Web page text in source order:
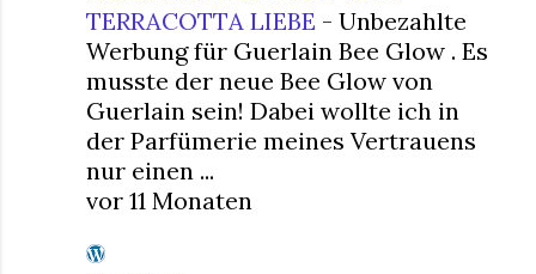
TERRACOTTA LIEBE - Unbezahlte
Werbung für Guerlain Bee Glow . Es
musste der neue Bee Glow von
Guerlain sein! Dabei wollte ich in
der Parfümerie meines Vertrauens
nur einen ...
vor 11 Monaten